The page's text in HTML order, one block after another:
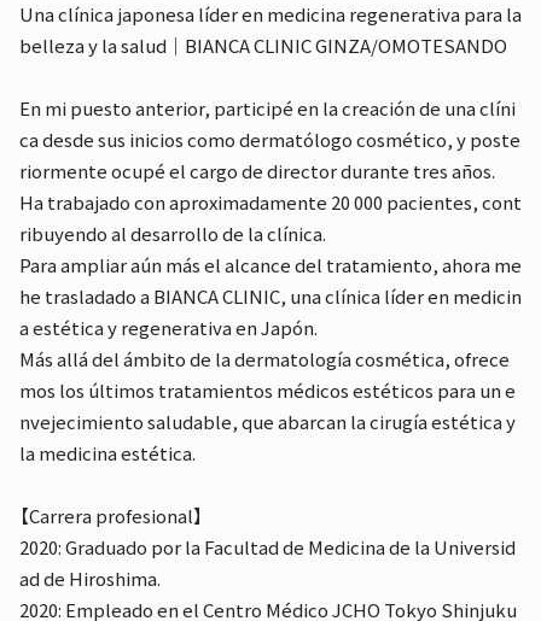
Una clínica japonesa líder en medicina regenerativa para la
belleza y la salud｜BIANCA CLINIC GINZA/OMOTESANDO
En mi puesto anterior, participé en la creación de una clíni
ca desde sus inicios como dermatólogo cosmético, y poste
riormente ocupé el cargo de director durante tres años.
Ha trabajado con aproximadamente 20 000 pacientes, cont
ribuyendo al desarrollo de la clínica.
Para ampliar aún más el alcance del tratamiento, ahora me
he trasladado a BIANCA CLINIC, una clínica líder en medicin
a estética y regenerativa en Japón.
Más allá del ámbito de la dermatología cosmética, ofrece
mos los últimos tratamientos médicos estéticos para un e
nvejecimiento saludable, que abarcan la cirugía estética y
la medicina estética.
【Carrera profesional】
2020: Graduado por la Facultad de Medicina de la Universid
ad de Hiroshima.
2020: Empleado en el Centro Médico JCHO Tokyo Shinjuku